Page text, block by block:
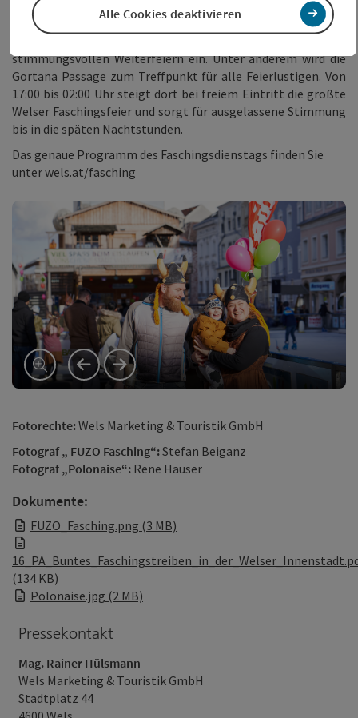
Programm Nachtgastronomie
stimmungsvollen Weiterfeiern ein. Unter anderem wird die
Gortana Passage zum Treffpunkt für alle Feierlustigen. Von
17:00 bis 02:00 Uhr steigt dort bei freiem Eintritt die größte
Welser Faschingsfeier und sorgt für ausgelassene Stimmung
bis in die späten Nachtstunden.
Das genaue Programm des Faschingsdienstags finden Sie
unter wels.at/fasching
vorheriges Element
nächstes Element
Fotorechte:Wels Marketing & Touristik GmbH
Fotograf „ FUZO Fasching“:Stefan Beiganz
Fotograf „Polonaise“: Rene Hauser
Dokumente:
FUZO_Fasching.png (3 MB)
(134 KB)
Polonaise.jpg (2 MB)
Pressekontakt
Mag. Rainer Hülsmann
Wels Marketing & Touristik GmbH
Stadtplatz 44
Alle Cookies deaktivieren